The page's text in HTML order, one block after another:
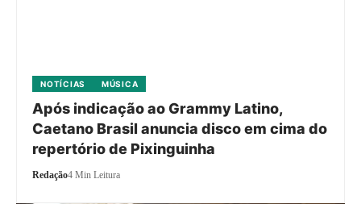
NOTÍCIAS MÚSICA
Após indicação ao Grammy Latino,
Caetano Brasil anuncia disco em cima do
repertório de Pixinguinha
Redação4 Min Leitura